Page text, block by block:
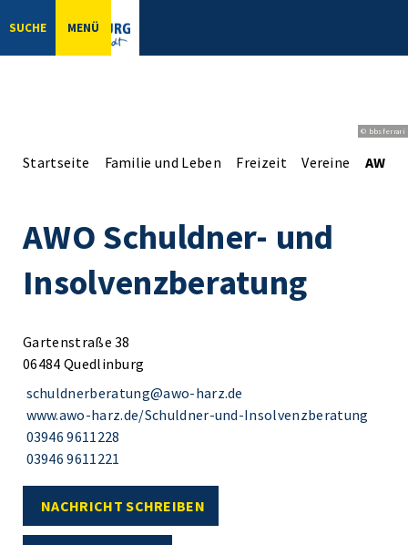
SUCHE MENÜ
© bbsferrari
Startseite Familie und Leben Freizeit Vereine AWO
AWO Schuldner- und
Insolvenzberatung
Gartenstraße 38
06484 Quedlinburg
schuldnerberatung@awo-harz.de
www.awo-harz.de/Schuldner-und-Insolvenzberatung
03946 9611228
03946 9611221
NACHRICHT SCHREIBEN